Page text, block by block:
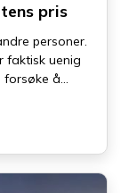
pris
personer.
faktisk uenig
forsøke å